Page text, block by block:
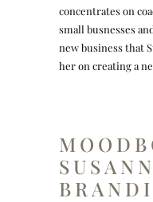
concentrates on
small busnesses
new business that
her on creating a